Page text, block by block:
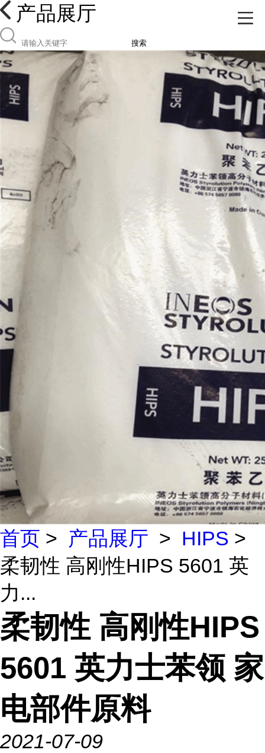
产品展厅
搜索
首页 > 产品展厅 > HIPS >
柔韧性 高刚性HIPS 5601 英
力...
柔韧性 高刚性HIPS
5601 英力士苯领 家
电部件原料
2021-07-09